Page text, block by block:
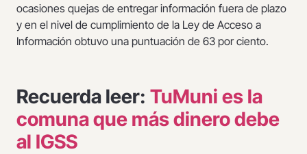
ocasiones quejas de entregar información fuera de plazo
y en el nivel de cumplimiento de la Ley de Acceso a
Información obtuvo una puntuación de 63 por ciento.
Recuerda leer: TuMuni es la
comuna que más dinero debe
al IGSS